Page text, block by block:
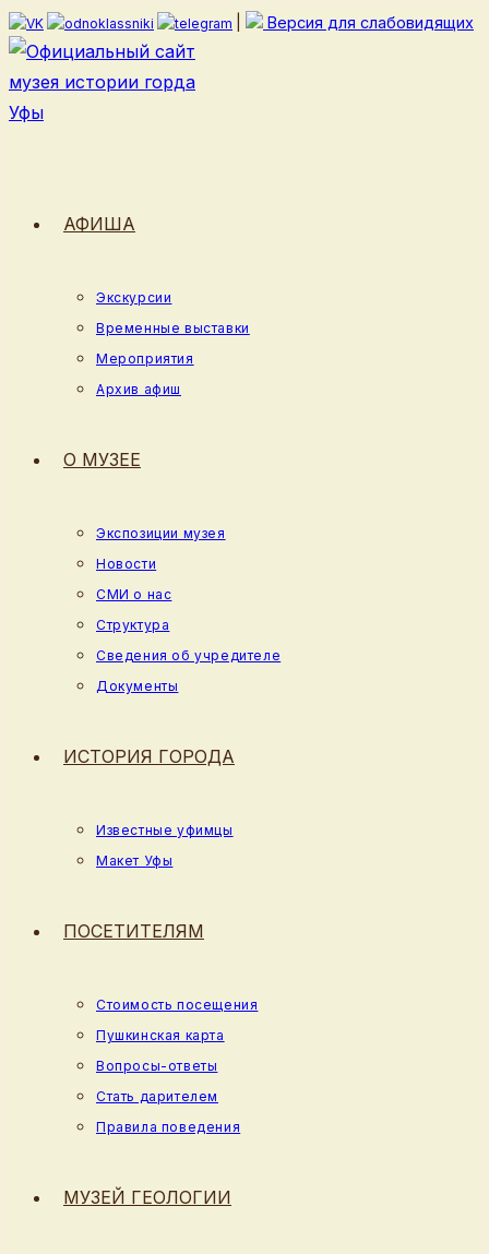
Перейти
к
содержимому
Версия для слабовидящих
АФИША
Экскурсии
Временные выставки
Мероприятия
Архив афиш
О МУЗЕЕ
Экспозиции музея
Новости
СМИ о нас
Структура
Сведения об учредителе
Документы
ИСТОРИЯ ГОРОДА
Известные уфимцы
Макет Уфы
ПОСЕТИТЕЛЯМ
Стоимость посещения
Пушкинская карта
Вопросы-ответы
Стать дарителем
Правила поведения
МУЗЕЙ ГЕОЛОГИИ